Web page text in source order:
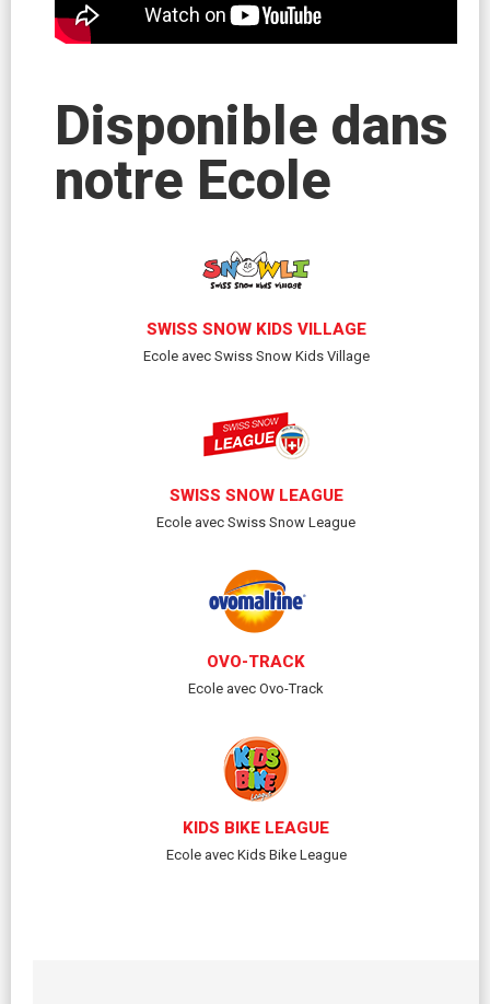
Disponible dans
notre Ecole
SWISS SNOW KIDS VILLAGE
Ecole avec Swiss Snow Kids Village
SWISS SNOW LEAGUE
Ecole avec Swiss Snow League
OVO-TRACK
Ecole avec Ovo-Track
KIDS BIKE LEAGUE
Ecole avec Kids Bike League